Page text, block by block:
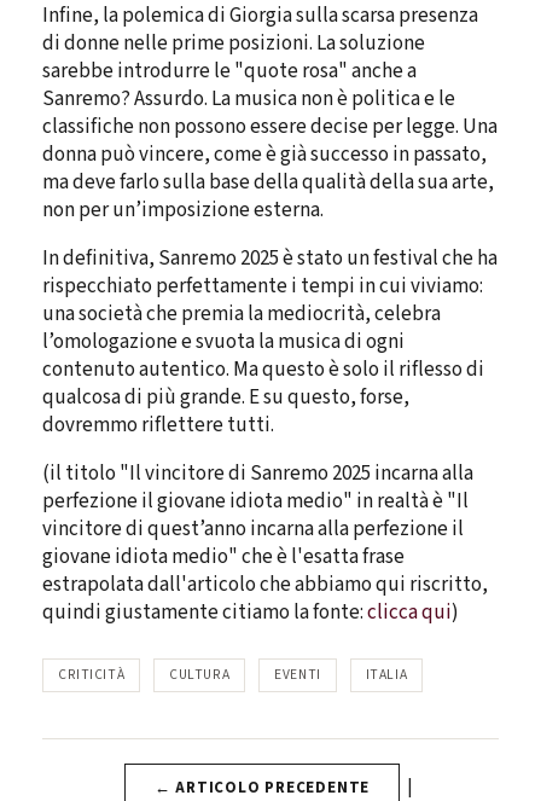
Infine, la polemica di Giorgia sulla scarsa presenza
di donne nelle prime posizioni. La soluzione
sarebbe introdurre le "quote rosa" anche a
Sanremo? Assurdo. La musica non è politica e le
classifiche non possono essere decise per legge. Una
donna può vincere, come è già successo in passato,
ma deve farlo sulla base della qualità della sua arte,
non per un’imposizione esterna.
In definitiva, Sanremo 2025 è stato un festival che ha
rispecchiato perfettamente i tempi in cui viviamo:
una società che premia la mediocrità, celebra
l’omologazione e svuota la musica di ogni
contenuto autentico. Ma questo è solo il riflesso di
qualcosa di più grande. E su questo, forse,
dovremmo riflettere tutti.
(il titolo "Il vincitore di Sanremo 2025 incarna alla
perfezione il giovane idiota medio" in realtà è "Il
vincitore di quest’anno incarna alla perfezione il
giovane idiota medio" che è l'esatta frase
estrapolata dall'articolo che abbiamo qui riscritto,
quindi giustamente citiamo la fonte:clicca qui)
CRITICITÀ CULTURA EVENTI ITALIA
← ARTICOLO PRECEDENTE |